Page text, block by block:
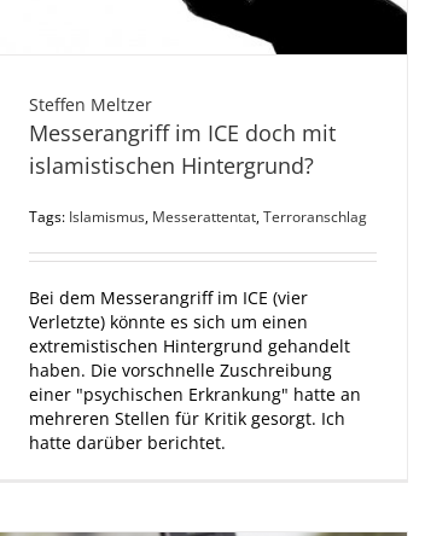
Steffen Meltzer
Messerangriff im ICE doch mit
islamistischen Hintergrund?
Tags: Islamismus, Messerattentat,Terroranschlag
Bei dem Messerangriff im ICE (vier
Verletzte) könnte es sich um einen
extremistischen Hintergrund gehandelt
haben. Die vorschnelle Zuschreibung
einer "psychischen Erkrankung" hatte an
mehreren Stellen für Kritik gesorgt. Ich
hatte darüber berichtet.